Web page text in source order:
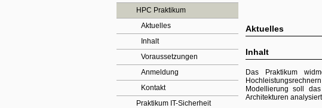
HPC Praktikum
Aktuelles
Inhalt
Voraussetzungen
Anmeldung
Kontakt
Praktikum IT-Sicherheit
Aktuelles
Inhalt
Das Praktikum
Modellierung soll
Architekturen